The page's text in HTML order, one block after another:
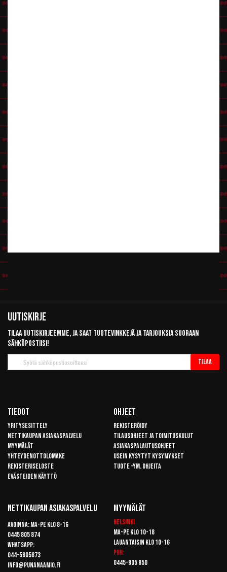
Uutiskirje
Tilaa uutiskirjeemme, ja saat tuotevinkkejä ja tarjouksia suoraan
sähköpostiisi!
uutiskirje
Tilaa
Tiedot
Yritysesittely
Nettikaupan asiakaspalvelu
Myymälät
Yhteydenottolomake
Rekisteriseloste
Evästeiden käyttö
Ohjeet
Rekisteröidy
Tilausohjeet ja toimituskulut
Asiakaspalautusohjeet
Usein kysytyt kysymykset
Tuote -ym. ohjeita
Nettikaupan Asiakaspalvelu
Avoinna: Ma-pe klo 8-16
0445 805 874
Whatsapp:
044-5805873
info@punanaamio.fi
Myymälät
Helsinki
Ma-pe klo 10-18
Lauantaisin klo 10-16
Puh:
0445-805 850